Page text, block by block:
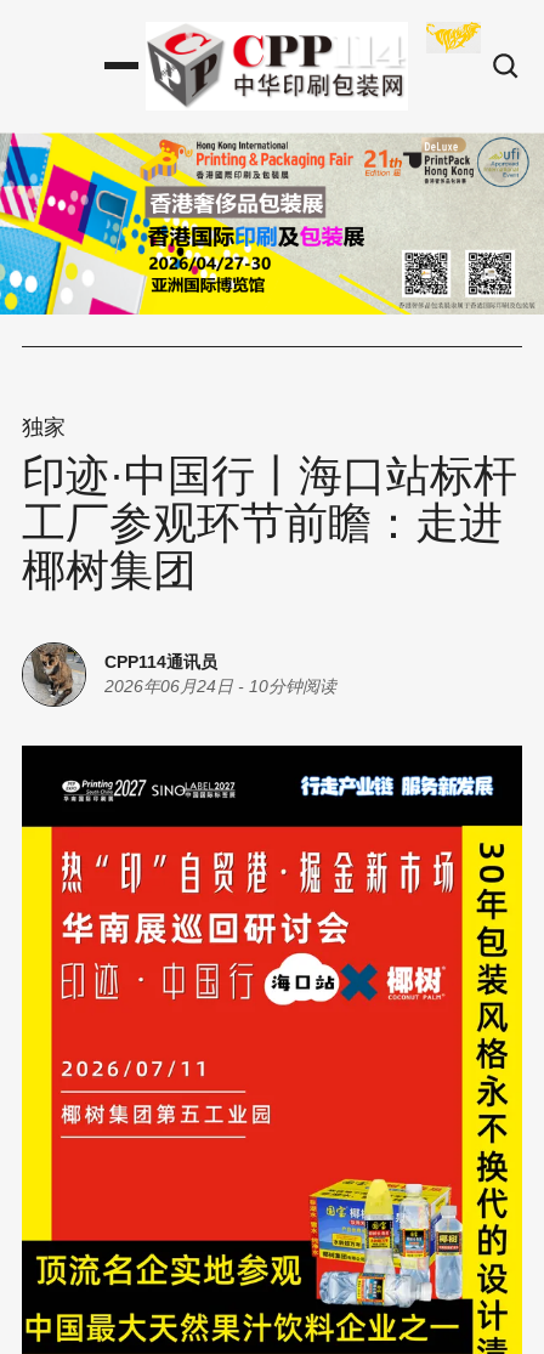
独家
印迹·中国行丨海口站标杆
工厂参观环节前瞻：走进
椰树集团
CPP114通讯员
2026年06月24日 - 10分钟阅读